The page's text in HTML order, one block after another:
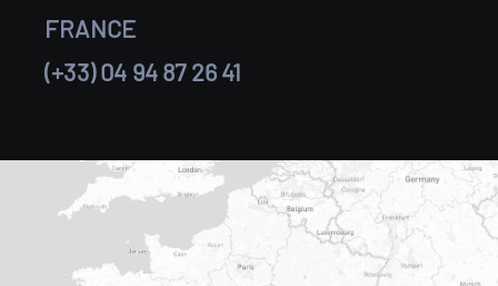
FRANCE
(+33) 04 94 87 26 41